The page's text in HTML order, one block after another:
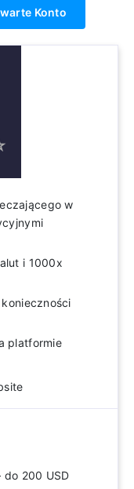
Konto
w
i 1000x
platformie
do 200 USD